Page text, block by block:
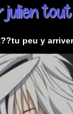
julien
peu y